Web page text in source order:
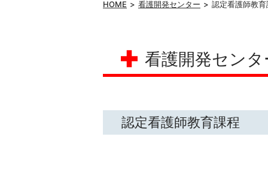
HOME 看護開発センター 認定看護師教育
看護開発センタ
認定看護師教育課程